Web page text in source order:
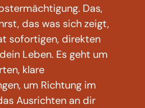
Das,
das was sich zeigt,
sofortigen, direkten
Leben. Es geht um
klare
um Richtung im
Ausrichten an dir